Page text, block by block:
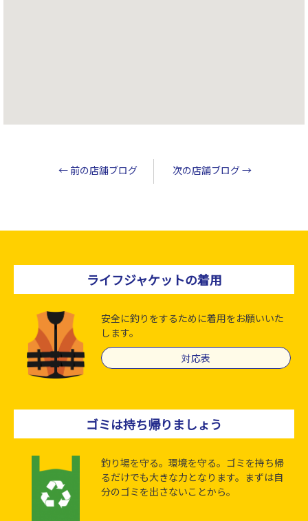
← 前の店舗ブログ 次の店舗ブログ→
ライフジャケットの着用
安全に釣りをするために着用をお願いいた
します。
対応表
ゴミは持ち帰りましょう
釣り場を守る。環境を守る。ゴミを持ち帰
るだけでも大きな力となります。まずは自
分のゴミを出さないことから。